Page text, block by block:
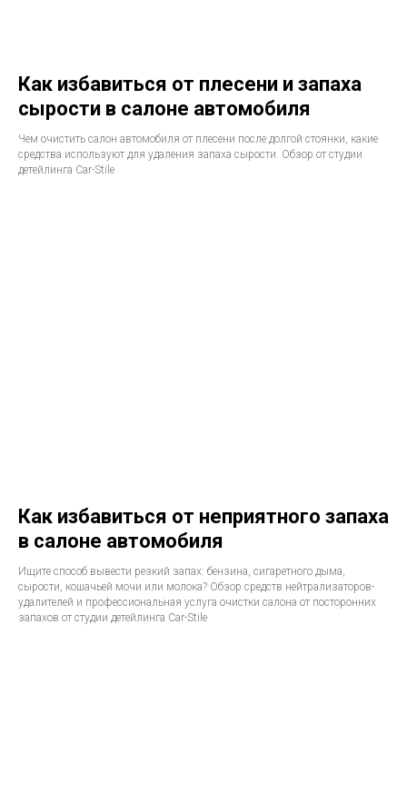
Как избавиться от плесени и запаха
сырости в салоне автомобиля
Чем очистить салон автомобиля от плесени после долгой стоянки, какие
средства используют для удаления запаха сырости. Обзор от студии
детейлинга Car-Stile
Как избавиться от неприятного запаха
в салоне автомобиля
Ищите способ вывести резкий запах: бензина, сигаретного дыма,
сырости, кошачьей мочи или молока? Обзор средств нейтрализаторов-
удалителей и профессиональная услуга очистки салона от посторонних
запахов от студии детейлинга Car-Stile